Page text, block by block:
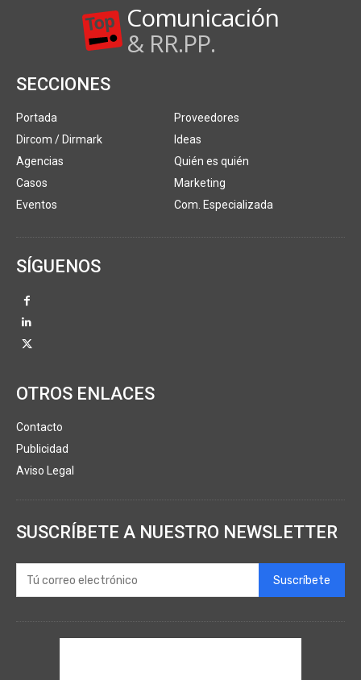
Comunicación
& RR.PP.
SECCIONES
Portada
Dircom / Dirmark
Agencias
Casos
Eventos
Proveedores
Ideas
Quién es quién
Marketing
Com. Especializada
SÍGUENOS
OTROS ENLACES
Contacto
Publicidad
Aviso Legal
SUSCRÍBETE A NUESTRO NEWSLETTER
Suscríbete